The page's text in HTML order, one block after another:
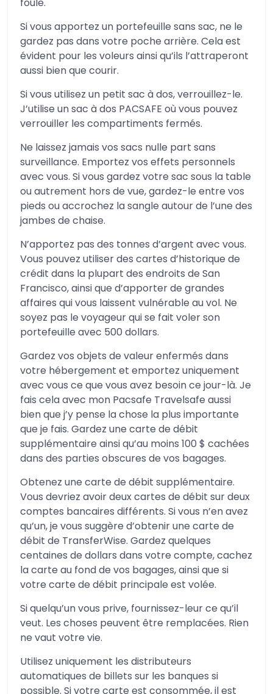
Si vous apportez un portefeuille sans sac, ne le
gardez pas dans votre poche arrière. Cela est
évident pour les voleurs ainsi qu’ils l’attraperont
aussi bien que courir.
Si vous utilisez un petit sac à dos, verrouillez-le.
J’utilise un sac à dos PACSAFE où vous pouvez
verrouiller les compartiments fermés.
Ne laissez jamais vos sacs nulle part sans
surveillance. Emportez vos effets personnels
avec vous. Si vous gardez votre sac sous la table
ou autrement hors de vue, gardez-le entre vos
pieds ou accrochez la sangle autour de l’une des
jambes de chaise.
N’apportez pas des tonnes d’argent avec vous.
Vous pouvez utiliser des cartes d’historique de
crédit dans la plupart des endroits de San
Francisco, ainsi que d’apporter de grandes
affaires qui vous laissent vulnérable au vol. Ne
soyez pas le voyageur qui se fait voler son
portefeuille avec 500 dollars.
Gardez vos objets de valeur enfermés dans
votre hébergement et emportez uniquement
avec vous ce que vous avez besoin ce jour-là. Je
fais cela avec mon Pacsafe Travelsafe aussi
bien que j’y pense la chose la plus importante
que je fais. Gardez une carte de débit
supplémentaire ainsi qu’au moins 100 $ cachées
dans des parties obscures de vos bagages.
Obtenez une carte de débit supplémentaire.
Vous devriez avoir deux cartes de débit sur deux
comptes bancaires différents. Si vous n’en avez
qu’un, je vous suggère d’obtenir une carte de
débit de TransferWise. Gardez quelques
centaines de dollars dans votre compte, cachez
la carte au fond de vos bagages, ainsi que si
votre carte de débit principale est volée.
Si quelqu’un vous prive, fournissez-leur ce qu’il
veut. Les choses peuvent être remplacées. Rien
ne vaut votre vie.
Utilisez uniquement les distributeurs
automatiques de billets sur les banques si
possible. Si votre carte est consommée, il est